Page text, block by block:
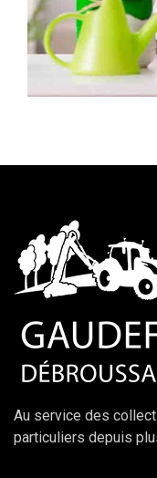
Au service des
particuliers depuis